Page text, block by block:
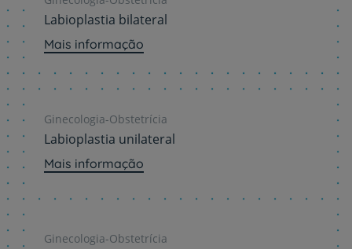
Labioplastia bilateral
Mais informação
Ginecologia-Obstetrícia
Labioplastia unilateral
Mais informação
Ginecologia-Obstetrícia